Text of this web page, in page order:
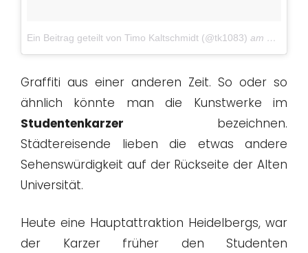
Ein Beitrag geteilt von Timo Kaltschmidt (@tk1083) am Mär 25,
Graffiti aus einer anderen Zeit. So oder so
ähnlich könnte man die Kunstwerke im
Studentenkarzer bezeichnen.
Städtereisende lieben die etwas andere
Sehenswürdigkeit auf der Rückseite der Alten
Universität.
Heute eine Hauptattraktion Heidelbergs, war
der Karzer früher den Studenten